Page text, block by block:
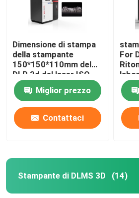
Dimensione di stampa
della stampante
150*150*110mm del
DLP 3d del laser ISO-
13485 per i modelli
dell'impianto dentario
Miglior prezzo
Contattaci
For
100
Stampante di DLMS 3D (14)